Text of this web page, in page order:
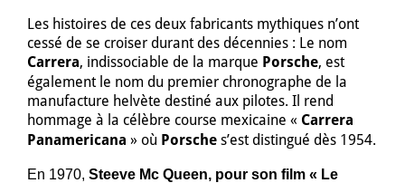
Les histoires de ces deux fabricants mythiques n’ont
cessé de se croiser durant des décennies : Le nom
Carrera, indissociable de la marque Porsche, est
également le nom du premier chronographe de la
manufacture helvète destiné aux pilotes. Il rend
hommage à la célèbre course mexicaine « Carrera
Panamericana » où Porsches’est distingué dès 1954.
En 1970, Steeve Mc Queen, pour son film « Le